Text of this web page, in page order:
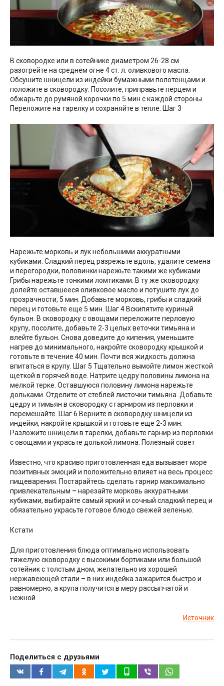
В сковородке или в сотейнике диаметром 26-28 см
разогрейте на среднем огне 4 ст. л. оливкового масла.
Обсушите шницели из индейки бумажными полотенцами и
положите в сковородку. Посолите, приправьте перцем и
обжарьте до румяной корочки по 5 мин с каждой стороны.
Переложите на тарелку и сохраняйте в тепле. Шаг 3
Нарежьте морковь и лук небольшими аккуратными
кубиками. Сладкий перец разрежьте вдоль, удалите семена
и перегородки, половинки нарежьте такими же кубиками.
Грибы нарежьте тонкими ломтиками. В ту же сковородку
долейте оставшееся оливковое масло и потушите лук до
прозрачности, 5 мин. Добавьте морковь, грибы и сладкий
перец и готовьте еще 5 мин. Шаг 4 Вскипятите куриный
бульон. В сковородку с овощами переложите перловую
крупу, посолите, добавьте 2-3 целых веточки тимьяна и
влейте бульон. Снова доведите до кипения, уменьшите
нагрев до минимального, накройте сковородку крышкой и
готовьте в течение 40 мин. Почти вся жидкость должна
впитаться в крупу. Шаг 5 Тщательно вымойте лимон жесткой
щеткой в горячей воде. Натрите цедру половины лимона на
мелкой терке. Оставшуюся половину лимона нарежьте
дольками. Отделите от стеблей листочки тимьяна. Добавьте
цедру и тимьян в сковородку с гарниром из перловки и
перемешайте. Шаг 6 Верните в сковородку шницели из
индейки, накройте крышкой и готовьте еще 2-3 мин.
Разложите шницели в тарелки, добавьте гарнир из перловки
с овощами и украсьте долькой лимона. Полезный совет
Известно, что красиво приготовленная еда вызывает море
позитивных эмоций и положительно влияет на весь процесс
пищеварения. Постарайтесь сделать гарнир максимально
привлекательным – нарезайте морковь аккуратными
кубиками, выбирайте самый яркий и сочный сладкий перец и
обязательно украсьте готовое блюдо свежей зеленью.
Кстати
Для приготовления блюда оптимально использовать
тяжелую сковородку с высокими бортиками или большой
сотейник с толстым дном, желательно из хорошей
нержавеющей стали – в них индейка зажарится быстро и
равномерно, а крупа получится в меру рассыпчатой и
нежной.
Источник
Поделиться с друзьями